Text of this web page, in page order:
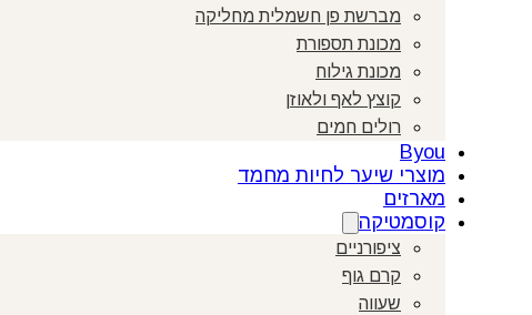
מברשת פן חשמלית מחליקה
מכונת תספורת
מכונת גילוח
קוצץ לאף ולאוזן
רולים חמים
Byou
מוצרי שיער לחיות מחמד
מארזים
קוסמטיקה
ציפורניים
קרם גוף
שעווה